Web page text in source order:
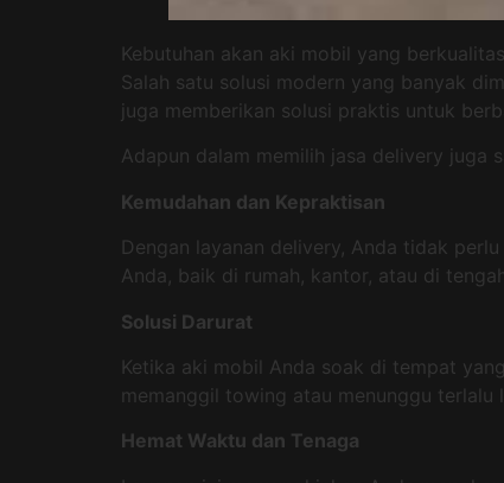
Kebutuhan akan aki mobil yang
Salah satu solusi modern yang banyak
juga memberikan solusi praktis untuk
Adapun dalam memilih jasa delivery juga
Kemudahan dan Kepraktisan
Dengan layanan delivery, Anda tidak
Anda, baik di rumah, kantor, atau di
Solusi Darurat
Ketika aki mobil Anda soak di tempat
memanggil towing atau menunggu terlalu
Hemat Waktu dan Tenaga